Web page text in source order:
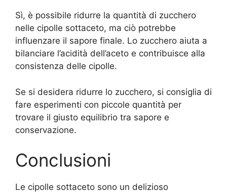
Sì, è possibile ridurre la quantità di zucchero
nelle cipolle sottaceto, ma ciò potrebbe
influenzare il sapore finale. Lo zucchero aiuta a
bilanciare l’acidità dell’aceto e contribuisce alla
consistenza delle cipolle.
Se si desidera ridurre lo zucchero, si consiglia di
fare esperimenti con piccole quantità per
trovare il giusto equilibrio tra sapore e
conservazione.
Conclusioni
Le cipolle sottaceto sono un delizioso